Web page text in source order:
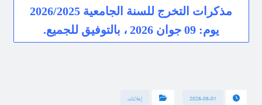
مذكرات التخرج للسنة الجامعية 2026/2025
يوم: 09 جوان 2026 ، بالتوفيق للجميع.
2026-06-01 إعلانات